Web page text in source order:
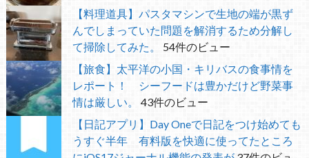
【料理道具】パスタマシンで生地の端が黒ず
んでしまっていた問題を解消するため分解し
て掃除してみた。
54件のビュー
【旅食】太平洋の小国・キリバスの食事情を
レポート！ シーフードは豊かだけど野菜事
情は厳しい。
43件のビュー
【日記アプリ】Day Oneで日記をつけ始めても
うすぐ半年 有料版を快適に使ってたところ